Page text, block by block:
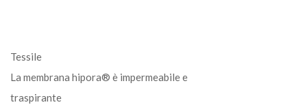
Tessile
La membrana hipora® è impermeabile e
traspirante